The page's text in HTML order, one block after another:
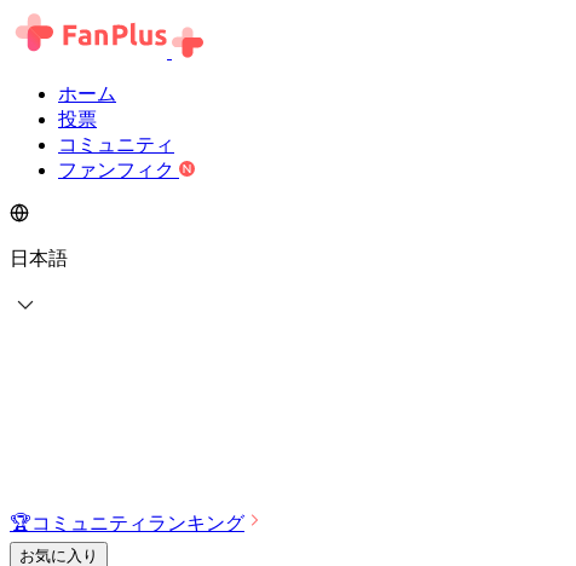
ホーム
投票
コミュニティ
ファンフィク
日本語
🏆コミュニティランキング
お気に入り